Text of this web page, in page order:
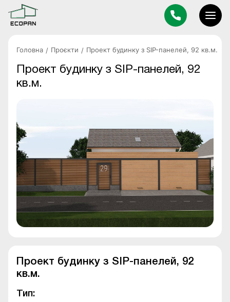
Головна Проєкти Проект будинку з SIP-панелей, 92 кв.м.
Проект будинку з SIP-панелей, 92
кв.м.
Проект будинку з SIP-панелей, 92
кв.м.
Тип: